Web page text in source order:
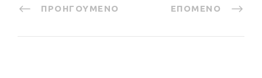
ΠΡΟΗΓΟΎΜΕΝΟ ΕΠΌΜΕΝΟ